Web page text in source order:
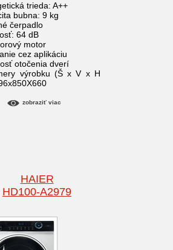
trieda: A++
bubna: 9 kg
čerpadlo
64 dB
motor
cez aplikáciu
otočenia dverí
výrobku (Š x V x H
zobraziť viac
HAIER
HD100-A2979